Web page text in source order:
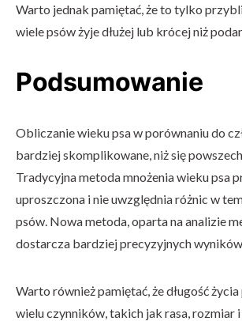
Warto jednak pamiętać, że to tylko
wiele psów żyje dłużej lub krócej niż
Podsumowanie
Obliczanie wieku psa w porównaniu do
bardziej skomplikowane, niż się
Tradycyjna metoda mnożenia wieku psa
uproszczona i nie uwzględnia różnic w
psów. Nowa metoda, oparta na analizie
dostarcza bardziej precyzyjnych wyników.
Warto również pamiętać, że długość
wielu czynników, takich jak rasa, rozmiar i